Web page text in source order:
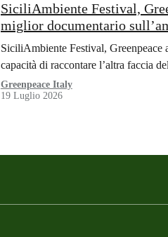
SiciliAmbiente Festival,
miglior documentario
allevamenti intensivi»
SiciliAmbiente Festival, Greenpeace
capacità di raccontare l’altra faccia
Greenpeace Italy
19 Luglio 2026